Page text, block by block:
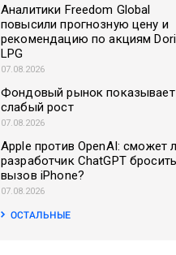
Аналитики Freedom Global
повысили прогнозную цену и
рекомендацию по акциям
LPG
07.08.2026
Фондовый рынок показывает
слабый рост
07.08.2026
Apple против OpenAI: сможет
разработчик ChatGPT бросить
вызов iPhone?
07.08.2026
ОСТАЛЬНЫЕ